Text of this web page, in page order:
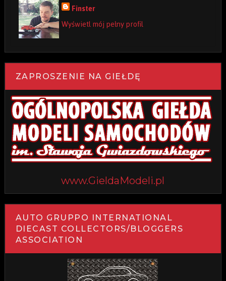
Finster
Wyświetl mój pełny profil
ZAPROSZENIE NA GIEŁDĘ
www.GieldaModeli.pl
AUTO GRUPPO INTERNATIONAL
DIECAST COLLECTORS/BLOGGERS
ASSOCIATION